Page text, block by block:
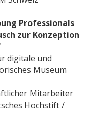
Professionals
zur Konzeption
digitale und
Museum
Mitarbeiter
Hochstift /